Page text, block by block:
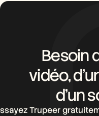
Besoin
vidéo,
d’un
Trupeer